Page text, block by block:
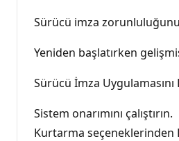
Sürücü imza zorunluluğunu
Yeniden başlatırken
Sürücü İmza Uygulamasını
Sistem onarımını çalıştırın.
Kurtarma seçeneklerinden